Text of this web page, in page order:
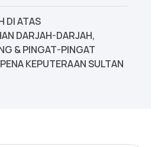
DI ATAS
DARJAH-DARJAH,
& PINGAT-PINGAT
KEPUTERAAN SULTAN